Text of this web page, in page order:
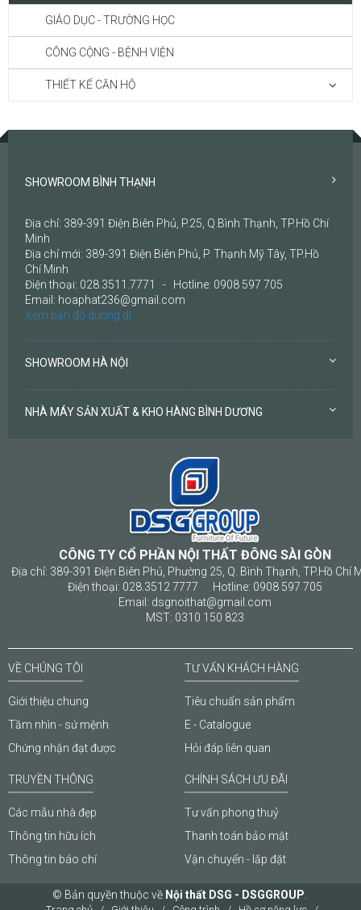
GIÁO DỤC - TRƯỜNG HỌC
CÔNG CỘNG - BỆNH VIỆN
THIẾT KẾ CĂN HỘ
SHOWROOM BÌNH THẠNH
Địa chỉ: 389-391 Điện Biên Phủ, P.25, Q.Bình Thạnh, TP.Hồ Chí
Minh
Địa chỉ mới: 389-391 Điện Biên Phủ, P. Thạnh Mỹ Tây, TP.Hồ
Chí Minh
Điện thoại: 028.3511.7771 - Hotline: 0908 597 705
Email: hoaphat236@gmail.com
Xem bản đồ đường đi
SHOWROOM HÀ NỘI
NHÀ MÁY SẢN XUẤT & KHO HÀNG BÌNH DƯƠNG
CÔNG TY CỔ PHẦN NỘI THẤT ĐÔNG SÀI GÒN
Địa chỉ: 389-391 Điện Biên Phủ, Phường 25, Q. Bình Thạnh, TP.Hồ Chí
Điện thoại: 028.3512 7777 Hotline: 0908 597 705
Email: dsgnoithat@gmail.com
MST: 0310 150 823
VỀ CHÚNG TÔI
Giới thiệu chung
Tầm nhìn - sứ mệnh
Chứng nhận đạt được
TƯ VẤN KHÁCH HÀNG
Tiêu chuẩn sản phẩm
E - Catalogue
Hỏi đáp liên quan
TRUYỀN THÔNG
Các mẫu nhà đẹp
Thông tin hữu ích
Thông tin báo chí
CHÍNH SÁCH ƯU ĐÃI
Tư vấn phong thuỷ
Thanh toán bảo mật
Vận chuyển - lắp đặt
© Bản quyền thuộc về Nội thất DSG - DSGGROUP